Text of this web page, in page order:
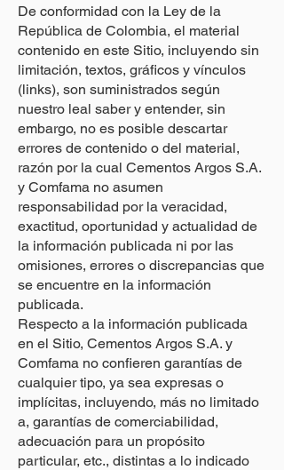
De conformidad con la Ley de la
República de Colombia, el material
contenido en este Sitio, incluyendo sin
limitación, textos, gráficos y vínculos
(links), son suministrados según
nuestro leal saber y entender, sin
embargo, no es posible descartar
errores de contenido o del material,
razón por la cual Cementos Argos S.A.
y Comfama no asumen
responsabilidad por la veracidad,
exactitud, oportunidad y actualidad de
la información publicada ni por las
omisiones, errores o discrepancias que
se encuentre en la información
publicada.
Respecto a la información publicada
en el Sitio, Cementos Argos S.A. y
Comfama no confieren garantías de
cualquier tipo, ya sea expresas o
implícitas, incluyendo, más no limitado
a, garantías de comerciabilidad,
adecuación para un propósito
particular, etc., distintas a lo indicado